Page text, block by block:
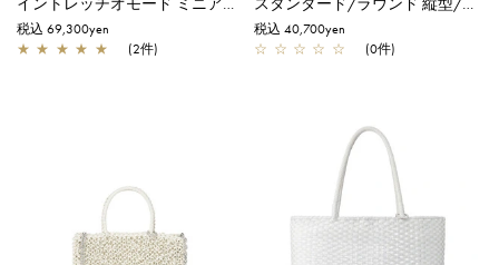
税込 69,300yen
★ ★ ★ ★ ★ (2件)
税込 40,700yen
☆ ☆ ☆ ☆ ☆ (0件)